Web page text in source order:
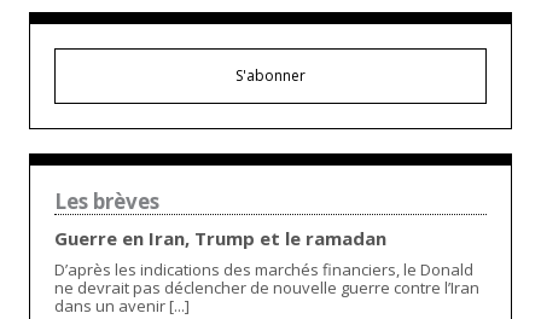
S'abonner
Les brèves
Guerre en Iran, Trump et le ramadan
D’après les indications des marchés financiers, le Donald
ne devrait pas déclencher de nouvelle guerre contre l’Iran
dans un avenir [...]